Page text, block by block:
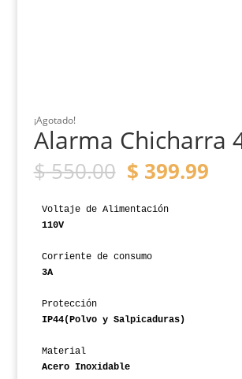
¡Agotado!
Alarma Chicharra
$550.00 El
precio
original
era:
$ 399.99El
Voltaje de Alimentación
110V
Corriente de consumo
3A
Protección
IP44(Polvo y Salpicaduras)
Material
Acero Inoxidable